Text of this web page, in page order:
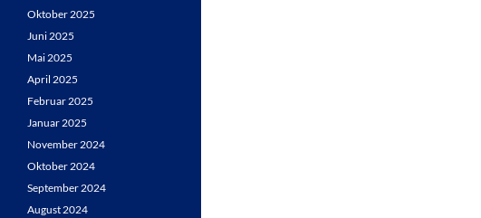
Oktober 2025
Juni 2025
Mai 2025
April 2025
Februar 2025
Januar 2025
November 2024
Oktober 2024
September 2024
August 2024